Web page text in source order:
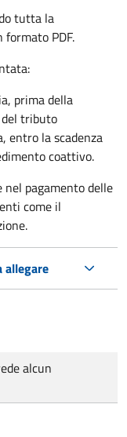
tutta la
PDF.
prima della
del tributo
entro la scadenza
coattivo.
nel pagamento delle
come il
allegare
alcun